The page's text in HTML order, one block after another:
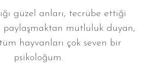
güzel anları, tecrübe ettiği
paylaşmaktan mutluluk duyan,
hayvanları çok seven bir
psikoloğum.